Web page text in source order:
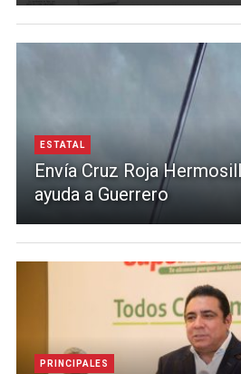
ESTATAL
Envía Cruz Roja
ayuda a Guerrero
PRINCIPALES